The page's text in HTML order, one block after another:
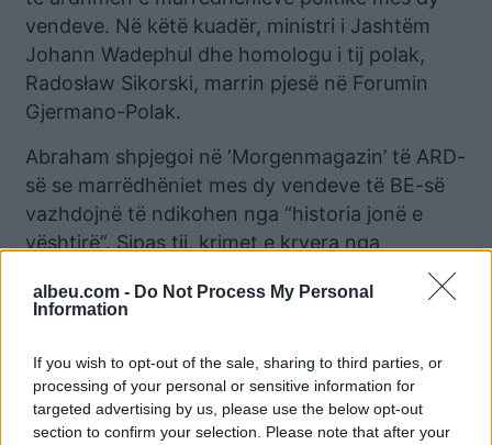
albeu.com - Do Not Process My Personal
Information
If you wish to opt-out of the sale, sharing to third parties, or
processing of your personal or sensitive information for
targeted advertising by us, please use the below opt-out
section to confirm your selection. Please note that after your
vendeve. Në këtë kuadër, ministri i Jashtëm
Johann Wadephul dhe homologu i tij polak,
Radosław Sikorski, marrin pjesë në Forumin
Gjermano-Polak.
Abraham shpjegoi në ‘Morgenmagazin’ të ARD-
së se marrëdhëniet mes dy vendeve të BE-së
vazhdojnë të ndikohen nga “historia jonë e
vështirë”. Sipas tij, krimet e kryera nga
Gjermania gjatë pushtimit të Polonisë në Luftën
e Dytë Botërore nuk janë harruar, edhe pse
përmirësimin e këtyre raporteve.
Ai vlerësoi se, për të ndërtuar një raport të
mbështetur në barazi, Gjermania duhet ta